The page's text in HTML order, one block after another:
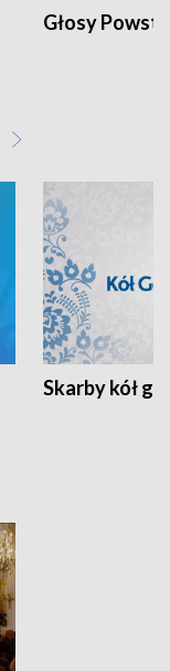
Głosy
Skarby kół